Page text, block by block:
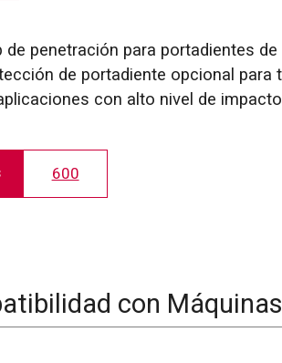
de penetración para portadientes
de portadiente opcional para
con alto nivel de
600
con Máquinas